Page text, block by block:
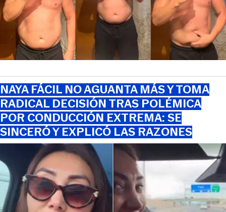
NAYA FÁCIL NO AGUANTA MÁS Y TOMA
RADICAL DECISIÓN TRAS POLÉMICA
POR CONDUCCIÓN EXTREMA: SE
SINCERÓ Y EXPLICÓ LAS RAZONES